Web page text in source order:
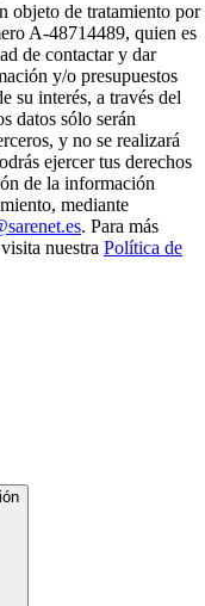
objeto de tratamiento por
A-48714489, quien es
de contactar y dar
y/o presupuestos
su interés, a través del
datos sólo serán
y no se realizará
ejercer tus derechos
de la información
mediante
. Para más
nuestra Política de